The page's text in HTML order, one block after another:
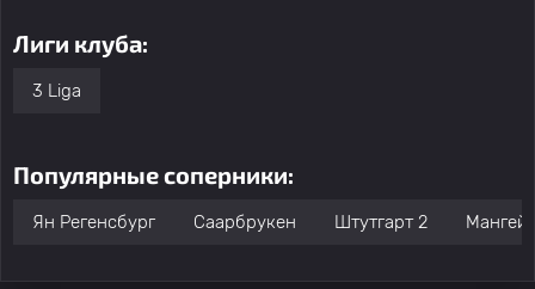
Лиги клуба:
3 Liga
Популярные соперники:
Ян Регенсбург Саарбрукен Штутгарт 2